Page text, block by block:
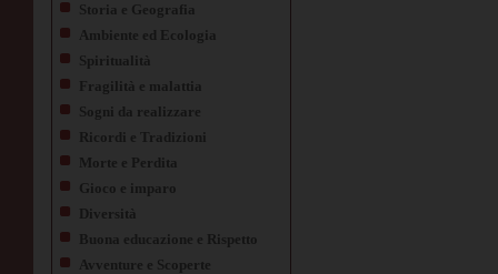
Storia e Geografia
Ambiente ed Ecologia
Spiritualità
Fragilità e malattia
Sogni da realizzare
Ricordi e Tradizioni
Morte e Perdita
Gioco e imparo
Diversità
Buona educazione e Rispetto
Avventure e Scoperte